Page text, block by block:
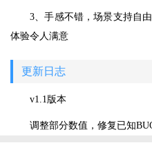
3、手感不错，场景支持自
体验令人满意
更新日志
v1.1版本
调整部分数值，修复已知